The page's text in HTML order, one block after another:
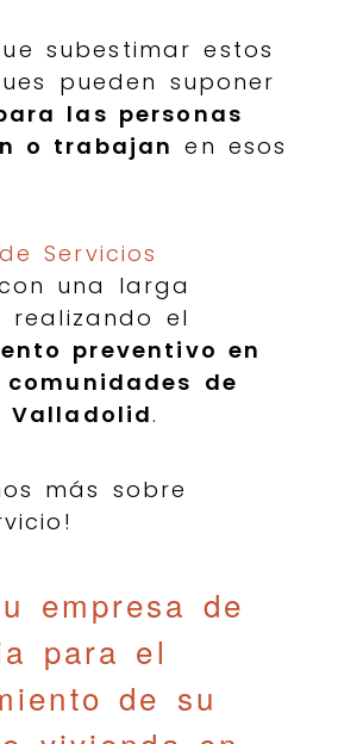
subestimar estos
pueden suponer
las personas
o trabajan en esos
Servicios
una larga
realizando el
preventivo en
de
Valladolid.
más sobre
empresa de
para el
de su